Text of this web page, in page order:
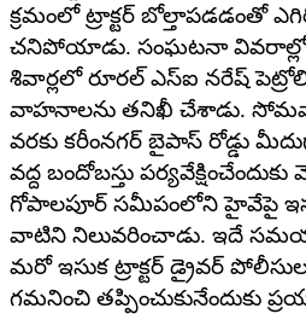
క్రమంలో ట్రాక్టర్ బోల్తాపడడంతో
చనిపోయాడు. సంఘటనా వివరాల్లోకి
శివార్లలో రూరల్ ఎస్ఐ నరేష్
వాహనాలను తనిఖీ చేశాడు.
వరకు కరీంనగర్ బైపాస్ రోడ్డు
వద్ద బందోబస్తు
గోపాలపూర్ సమీపంలోని హైవేపై
వాటిని నిలువరించాడు. ఇదే
మరో ఇసుక ట్రాక్టర్ డ్రైవర్
గమనించి తప్పించుకునేందుకు